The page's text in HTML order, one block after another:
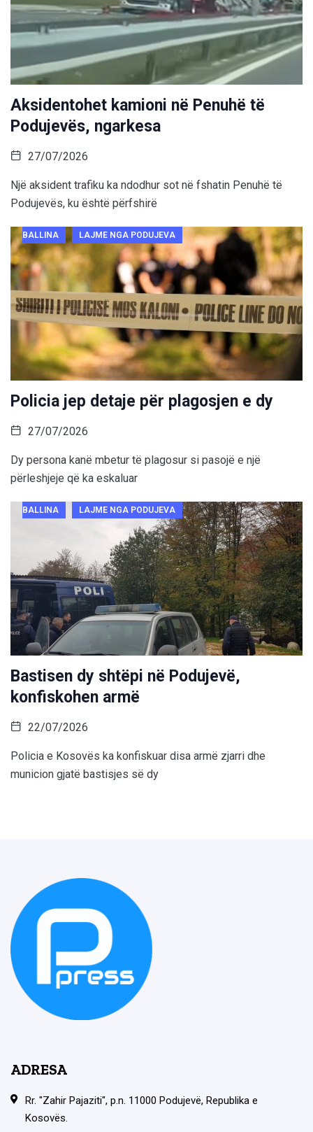
Aksidentohet kamioni në Penuhë të
Podujevës, ngarkesa
27/07/2026
Një aksident trafiku ka ndodhur sot në fshatin Penuhë të
Podujevës, ku është përfshirë
BALLINA LAJME NGA PODUJEVA
Policia jep detaje për plagosjen e dy
27/07/2026
Dy persona kanë mbetur të plagosur si pasojë e një
përleshjeje që ka eskaluar
BALLINA LAJME NGA PODUJEVA
Bastisen dy shtëpi në Podujevë,
konfiskohen armë
22/07/2026
Policia e Kosovës ka konfiskuar disa armë zjarri dhe
municion gjatë bastisjes së dy
ADRESA
Rr. "Zahir Pajaziti", p.n. 11000 Podujevë, Republika e
Kosovës.